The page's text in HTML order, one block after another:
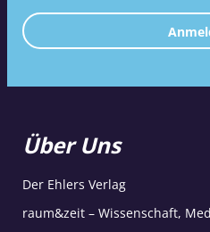
Über Uns
Der Ehlers Verlag
raum&zeit – Wissenschaft,